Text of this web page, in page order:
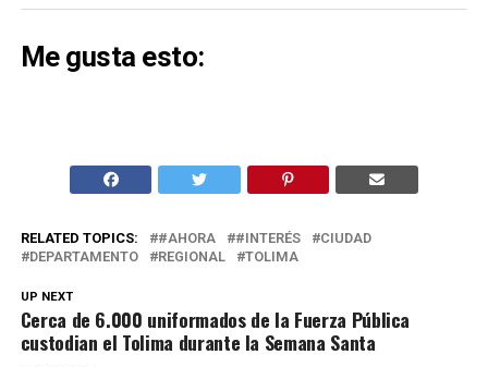
Me gusta esto:
RELATED TOPICS: #AHORA #INTERÉS
CIUDAD
DEPARTAMENTO
REGIONAL TOLIMA
UP NEXT
Cerca de 6.000 uniformados de la Fuerza Pública
custodian el Tolima durante la Semana Santa